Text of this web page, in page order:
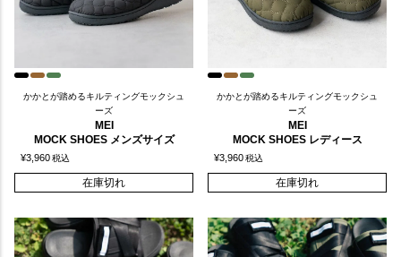
かかとが踏めるキルティングモックシュ
ーズ
MEI
MOCK SHOES メンズサイズ
¥3,960税込
在庫切れ
かかとが踏めるキルティングモックシュ
ーズ
MEI
MOCK SHOES レディース
¥3,960税込
在庫切れ